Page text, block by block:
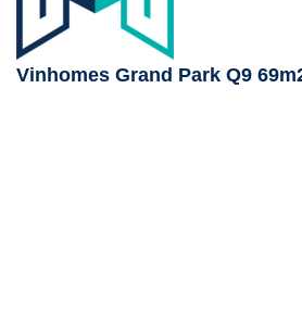
Vinhomes Grand Park Q9